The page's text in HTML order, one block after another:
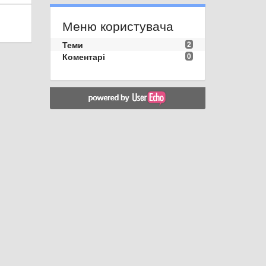
Меню користувача
2
Теми
0
Коментарі